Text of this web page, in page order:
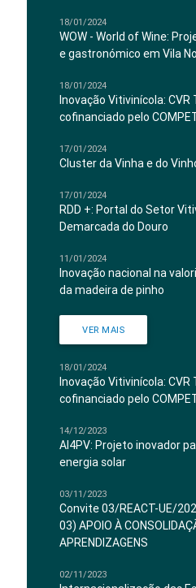
18/01/2024
WOW - World of Wine:
e gastronómico em Vila
18/01/2024
Inovação Vitivinícola:
cofinanciado pelo
17/01/2024
Cluster da Vinha e do
17/01/2024
RDD +: Portal do Setor
Demarcada do Douro
11/01/2024
Inovação nacional na
da madeira de pinho
VER MAIS
18/01/2024
Inovação Vitivinícola:
cofinanciado pelo
14/12/2023
AI4PV: Projeto inovador
energia solar
03/11/2023
Convite 03/REACT-UE/
03) APOIO À
APRENDIZAGENS
02/11/2023